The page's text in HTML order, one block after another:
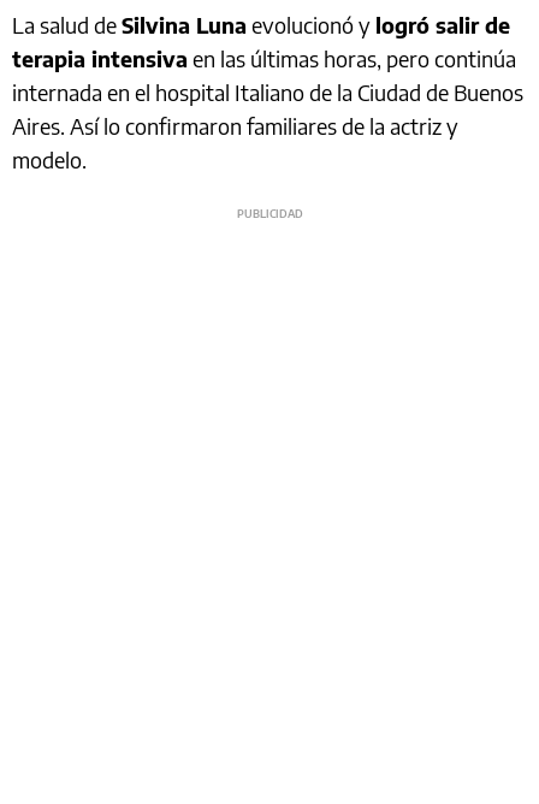
La salud deSilvina Luna evolucionó y logró salir de
terapia intensiva en las últimas horas, pero continúa
internada en el hospital Italiano de la Ciudad de Buenos
Aires. Así lo confirmaron familiares de la actriz y
modelo.